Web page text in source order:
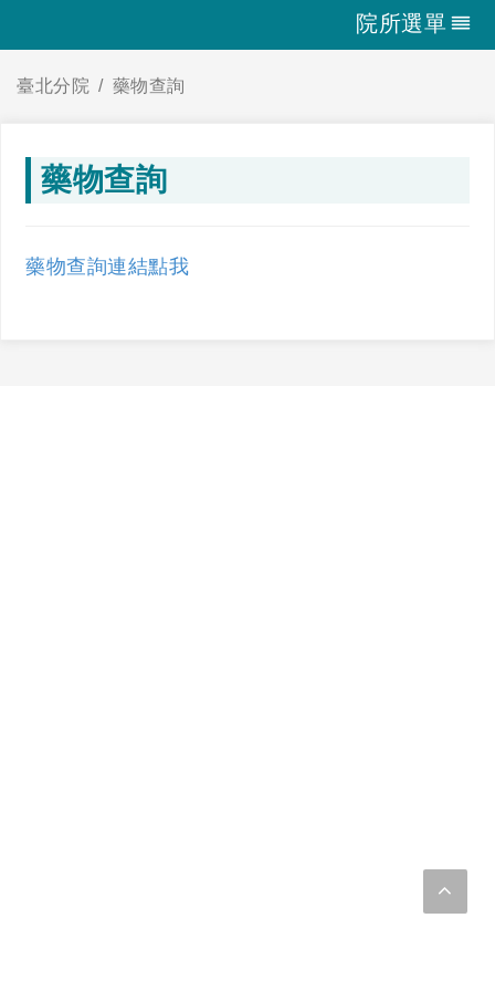
院所選單
臺北分院 藥物查詢
藥物查詢
藥物查詢連結點我